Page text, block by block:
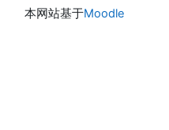
本网站基于Moodle